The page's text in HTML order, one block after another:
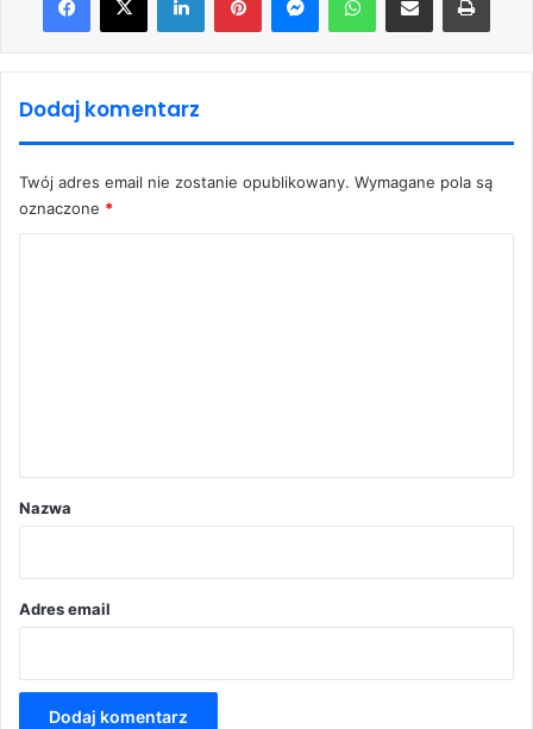
Dodaj komentarz
Twój adres email nie zostanie opublikowany. Wymagane pola są
oznaczone *
rNazwa
Adres email